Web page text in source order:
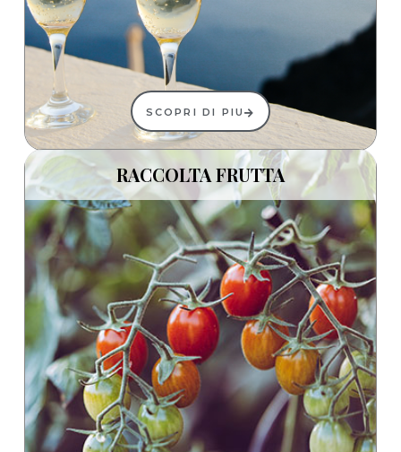
SCOPRI DI PIU
RACCOLTA FRUTTA